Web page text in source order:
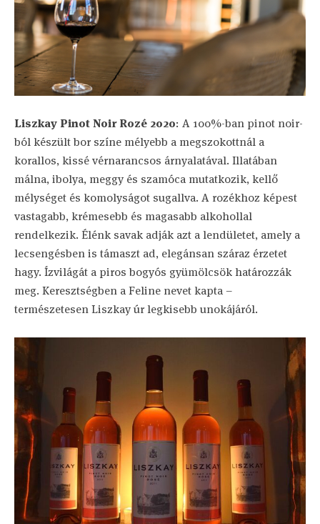
Liszkay Pinot Noir Rozé 2020: A 100%-ban pinot noir-
ból készült bor színe mélyebb a megszokottnál a
korallos, kissé vérnarancsos árnyalatával. Illatában
málna, ibolya, meggy és szamóca mutatkozik, kellő
mélységet és komolyságot sugallva. A rozékhoz képest
vastagabb, krémesebb és magasabb alkohollal
rendelkezik. Élénk savak adják azt a lendületet, amely a
lecsengésben is támaszt ad, elegánsan száraz érzetet
hagy. Ízvilágát a piros bogyós gyümölcsök határozzák
meg. Keresztségben a Feline nevet kapta –
természetesen Liszkay úr legkisebb unokájáról.